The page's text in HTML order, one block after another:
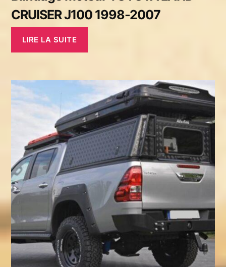
CRUISER J100 1998-2007
LIRE LA SUITE